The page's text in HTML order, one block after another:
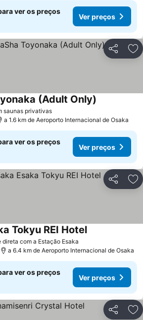
ver os preços
Ver preços
Partilhar
saunas privativasVer preços
(Adult Only)
a 1.6 km de Aeroporto Internacional de Osaka
ver os preços
Ver preços
Partilhar
direta com a Estação Esaka
Tokyu REI HotelVer preços
a 6.4 km de Aeroporto Internacional de Osaka
ver os preços
Ver preços
Partilhar